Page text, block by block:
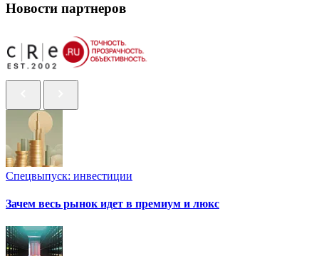
Новости партнеров
Спецвыпуск: инвестиции
Зачем весь рынок идет в премиум и люкс